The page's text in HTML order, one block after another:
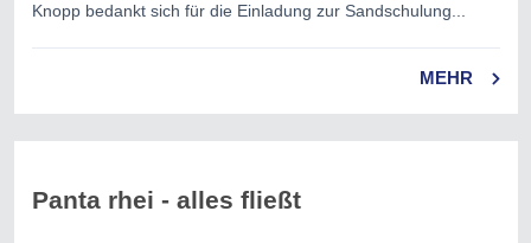
Knopp bedankt sich für die Einladung zur Sandschulung...
MEHR
Panta rhei - alles fließt